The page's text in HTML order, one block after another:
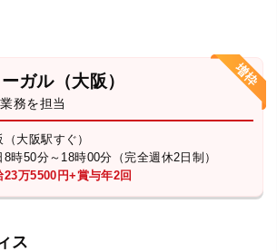
ガル（大阪）
務を担当
（大阪駅すぐ）
8時50分～18時00分（完全週休2日制）
23万5500円+賞与年2回
ス